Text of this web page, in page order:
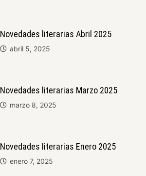
Novedades literarias Abril 2025
abril 5, 2025
Novedades literarias Marzo 2025
marzo 8, 2025
Novedades literarias Enero 2025
enero 7, 2025